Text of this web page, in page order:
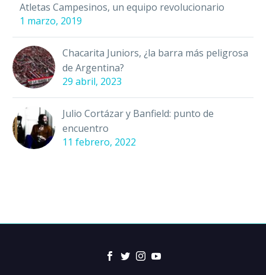
Atletas Campesinos, un equipo revolucionario
1 marzo, 2019
Chacarita Juniors, ¿la barra más peligrosa
de Argentina?
29 abril, 2023
Julio Cortázar y Banfield: punto de
encuentro
11 febrero, 2022